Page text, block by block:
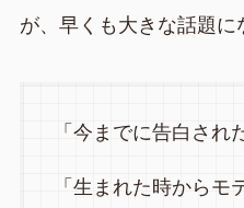
が、早くも大きな話題に
「今までに告白され
「生まれた時からモ